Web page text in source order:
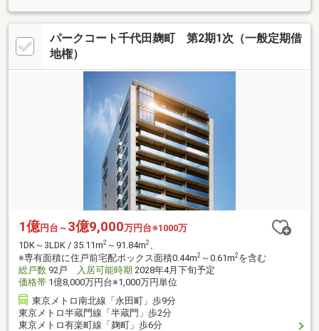
パークコート千代田麹町 第2期1次（一般定期借
地権）
1億円台～ 3億9,000万円台※1000万
1DK～3LDK / 35.11m2 ～91.84m2
※専有面積に住戸前宅配ボックス面積0.44m2 ～0.61m2 を含む
総戸数 92戸 入居可能時期 2028年4月下旬予定
価格帯 1億8,000万円台※1,000万円単位
東京メトロ南北線「永田町」歩9分
東京メトロ半蔵門線「半蔵門」歩2分
東京メトロ有楽町線「麹町」歩6分